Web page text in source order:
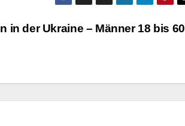
in der Ukraine – Männer 18 bis 60